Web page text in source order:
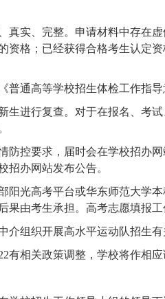
真实、完整。申请材料中存在
资格；已经获得合格考生认定
普通高等学校招生体检工作指
生进行复查。对于在报名、考
防控要求，届时会在学校招办
招办网站发布公告。
阳光高考平台或华东师范大学
果由考生承担。高考志愿填报
介组织开展高水平运动队招生
有相关政策调整，学校将作相